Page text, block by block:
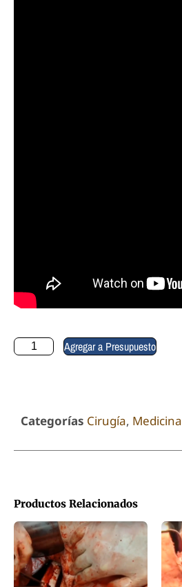
Agregar a Presupuesto
Productos Relacionados
Categorías Cirugía, Medicina